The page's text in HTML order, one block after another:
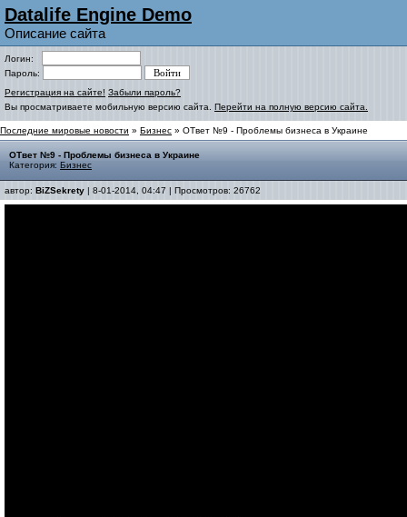
Datalife Engine Demo
Описание сайта
Логин:
Пароль:
Регистрация на сайте! Забыли пароль?
Вы просматриваете мобильную версию сайта. Перейти на полную версию сайта.
Последние мировые новости » Бизнес » ОТвет №9 - Проблемы бизнеса в Украине
ОТвет №9 - Проблемы бизнеса в Украине
Категория: Бизнес
автор: BiZSekrety | 8-01-2014, 04:47 | Просмотров: 26762